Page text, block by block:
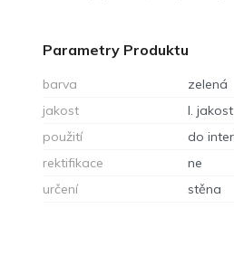
Parametry Produktu
barva zelená
jakost
I. jakost
použití
do
rektifikace
ne
určení
stěna